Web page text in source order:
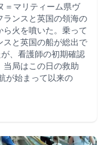
＝マリティーム県ヴ
ランスと英国の領海の
火を噴いた。乗って
スと英国の船が総出で
、看護師の初期確認
局はこの日の救助
が始まって以来の